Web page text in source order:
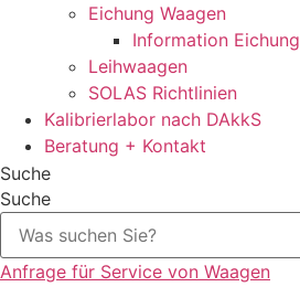
Eichung Waagen
Information Eichung
Leihwaagen
SOLAS Richtlinien
Kalibrierlabor nach DAkkS
Beratung + Kontakt
Suche
Suche
Anfrage für Service von Waagen